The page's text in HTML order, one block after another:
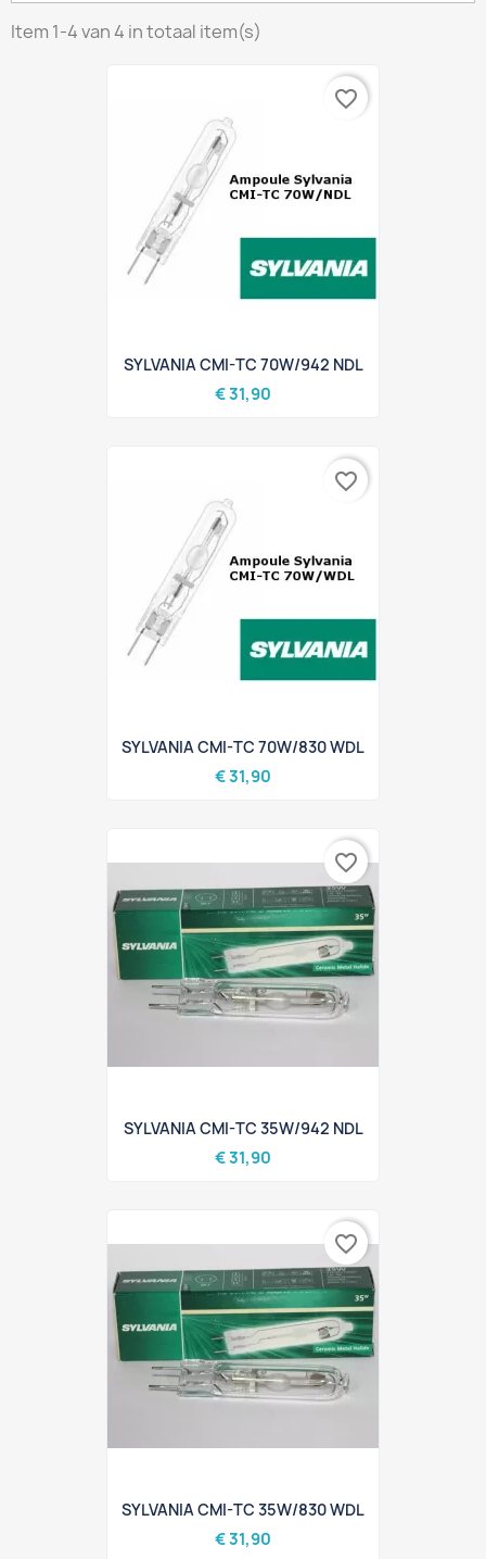
Item 1-4 van 4 in totaal item(s)
SYLVANIA CMI-TC 70W/942 NDL
€ 31,90
favorite_border
SYLVANIA CMI-TC 70W/830 WDL
€ 31,90
favorite_border
SYLVANIA CMI-TC 35W/942 NDL
€ 31,90
favorite_border
SYLVANIA CMI-TC 35W/830 WDL
€ 31,90
favorite_border